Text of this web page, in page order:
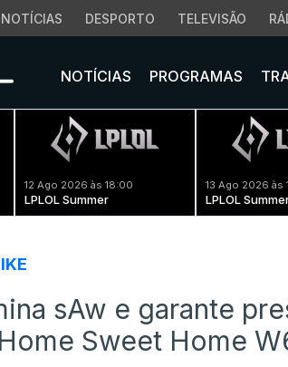
NOTÍCIAS DESPORTO TELEVISÃO
NOTÍCIAS PROGRAMAS
12 Ago 2026 às 18:00
LPLOL Summer
13 Ago 2026 às
LPLOL
sAw e garante
Sweet Home